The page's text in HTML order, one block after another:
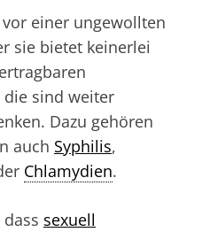
einer ungewollten
sie bietet keinerlei
die sind weiter
Dazu gehören
auch Syphilis,
Chlamydien.
sexuell